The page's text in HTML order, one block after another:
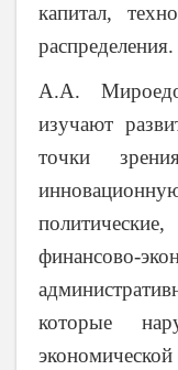
капитал,
распределения.
А.А.
изучают
точки
которые